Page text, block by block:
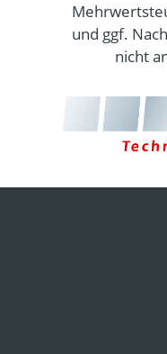
und ggf.
nicht